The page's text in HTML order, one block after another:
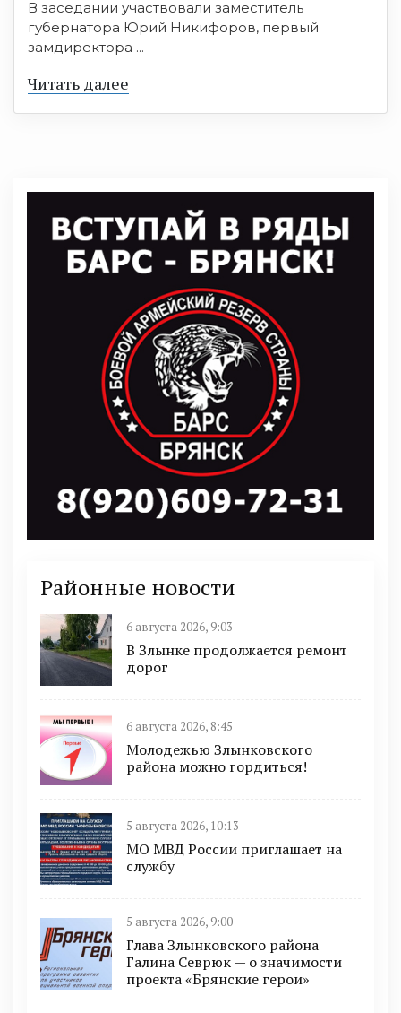
В заседании участвовали заместитель
губернатора Юрий Никифоров, первый
замдиректора ...
Читать далее
Районные новости
6 августа 2026, 9:03
В Злынке продолжается ремонт
дорог
6 августа 2026, 8:45
Молодежью Злынковского
района можно гордиться!
5 августа 2026, 10:13
МО МВД России приглашает на
службу
5 августа 2026, 9:00
Глава Злынковского района
Галина Севрюк — о значимости
проекта «Брянские герои»